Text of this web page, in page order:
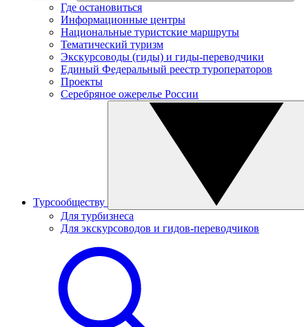
Где остановиться
Информационные центры
Национальные туристские маршруты
Тематический туризм
Экскурсоводы (гиды) и гиды-переводчики
Единый Федеральный реестр туроператоров
Проекты
Серебряное ожерелье России
Турсообществу
Для турбизнеса
Для экскурсоводов и гидов-переводчиков